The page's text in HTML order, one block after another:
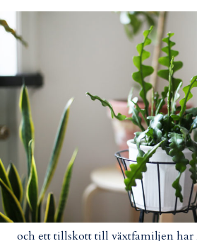
och ett tillskott till växtfamiljen